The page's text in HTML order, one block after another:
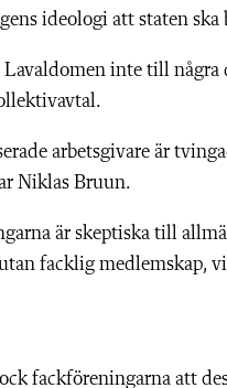
ideologi att staten ska
inte till några
arbetsgivare är
Niklas Bruun.
är skeptiska till
utan facklig
fackföreningarna att